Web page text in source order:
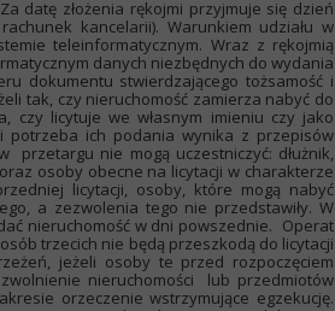
Za datę złożenia rękojmi przyjmuje się dzień
kancelarii). Warunkiem udziału w
teleinformatycznym. Wraz z rękojmią
danych niezbędnych do wydania
dokumentu stwierdzającego tożsamość i
tak, czy nieruchomość zamierza nabyć do
czy licytuje we własnym imieniu czy jako
potrzeba ich podania wynika z przepisów
przetargu nie mogą uczestniczyć: dłużnik,
osoby obecne na licytacji w charakterze
licytacji, osoby, które mogą nabyć
a zezwolenia tego nie przedstawiły. W
nieruchomość w dni powszednie. Operat
trzecich nie będą przeszkodą do licytacji
jeżeli osoby te przed rozpoczęciem
nieruchomości lub przedmiotów
orzeczenie wstrzymujące egzekucję.